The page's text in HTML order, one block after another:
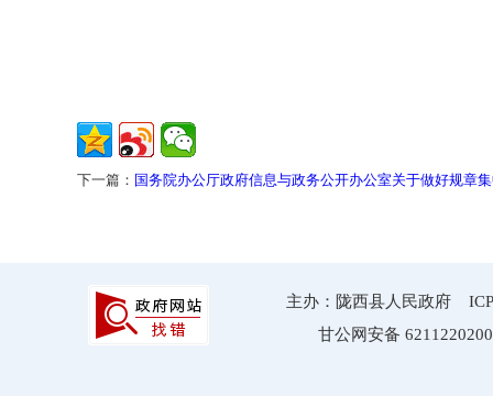
下一篇： 国务院办公厅政府信息与政务公开办公室关于做好规章
主办：陇西县人民政府
甘公网安备